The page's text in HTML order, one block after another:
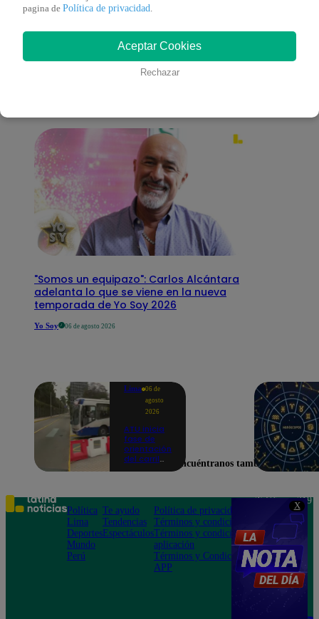
X
También te puede
interesar
"Somos un equipazo": Carlos Alcántara
adelanta lo que se viene en la nueva
temporada de Yo Soy 2026
Yo Soy 06 de agosto 2026
Lima 06 de
agosto
2026
ATU inicia
fase de
orientación
del carril
Azul en la
av.
Arequipa |
VIDEO
pagina de Política de privacidad
Aceptar Cookies
Rechazar
Encuéntranos también en
Política
Lima
Deportes
Mundo
Perú
Te ayudo
Tendencias
Espectáculos
Política de privacidad
Términos y condiciones
Términos y condiciones
aplicación
Términos y Condiciones
APP
Teléfono: 219
Av. San
Felipe 968
Jesús María